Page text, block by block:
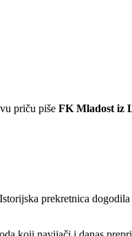
priču piše FK Mladost iz
prekretnica dogodila